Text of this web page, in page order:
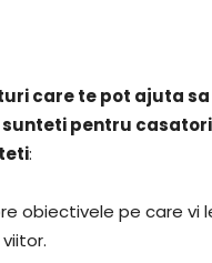
care te pot ajuta
pentru
:
obiectivele pe care vi